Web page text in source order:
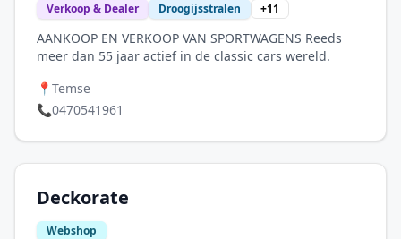
Verkoop & Dealer Droogijsstralen +11
AANKOOP EN VERKOOP VAN SPORTWAGENS Reeds
meer dan 55 jaar actief in de classic cars wereld.
📍 Temse
📞0470541961
Deckorate
Webshop